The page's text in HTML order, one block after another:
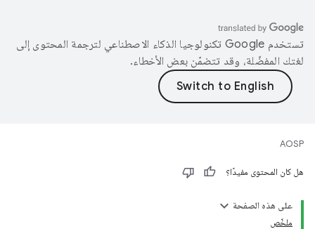
تستخدم Google تكنولوجيا الذكاء الاصطناعي لترجمة المحتوى إلى
لغتك المفضّلة، وقد تتضمّن بعض الأخطاء.
AOSP
هل كان المحتوى مفيدًا؟
على هذه الصفحة
ملخّص